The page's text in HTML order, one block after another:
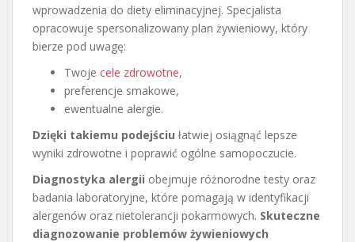
wprowadzenia do diety eliminacyjnej. Specjalista
opracowuje spersonalizowany plan żywieniowy, który
bierze pod uwagę:
Twoje cele zdrowotne,
preferencje smakowe,
ewentualne alergie.
Dzięki takiemu podejściu łatwiej osiągnąć lepsze
wyniki zdrowotne i poprawić ogólne samopoczucie.
Diagnostyka alergii obejmuje różnorodne testy oraz
badania laboratoryjne, które pomagają w identyfikacji
alergenów oraz nietolerancji pokarmowych. Skuteczne
diagnozowanie problemów żywieniowych